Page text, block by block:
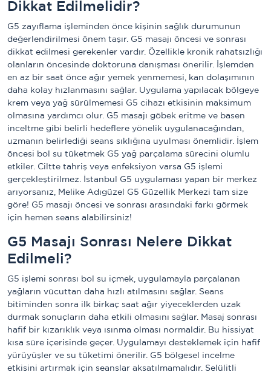
Dikkat Edilmelidir?
G5 zayıflama işleminden önce kişinin sağlık durumunun
değerlendirilmesi önem taşır. G5 masajı öncesi ve sonrası
dikkat edilmesi gerekenler vardır. Özellikle kronik rahatsızlığı
olanların öncesinde doktoruna danışması önerilir. İşlemden
en az bir saat önce ağır yemek yenmemesi, kan dolaşımının
daha kolay hızlanmasını sağlar. Uygulama yapılacak bölgeye
krem veya yağ sürülmemesi G5 cihazı etkisinin maksimum
olmasına yardımcı olur. G5 masajı göbek eritme ve basen
inceltme gibi belirli hedeflere yönelik uygulanacağından,
uzmanın belirlediği seans sıklığına uyulması önemlidir. İşlem
öncesi bol su tüketmek G5 yağ parçalama sürecini olumlu
etkiler. Ciltte tahriş veya enfeksiyon varsa G5 işlemi
gerçekleştirilmez. İstanbul G5 uygulaması yapan bir merkez
arıyorsanız, Melike Adıgüzel G5 Güzellik Merkezi tam size
göre! G5 masajı öncesi ve sonrası arasındaki farkı görmek
için hemen seans alabilirsiniz!
G5 Masajı Sonrası Nelere Dikkat
Edilmeli?
G5 işlemi sonrası bol su içmek, uygulamayla parçalanan
yağların vücuttan daha hızlı atılmasını sağlar. Seans
bitiminden sonra ilk birkaç saat ağır yiyeceklerden uzak
durmak sonuçların daha etkili olmasını sağlar. Masaj sonrası
hafif bir kızarıklık veya ısınma olması normaldir. Bu hissiyat
kısa süre içerisinde geçer. Uygulamayı desteklemek için hafif
yürüyüşler ve su tüketimi önerilir. G5 bölgesel incelme
etkisini artırmak için seanslar aksatılmamalıdır. Selülitli